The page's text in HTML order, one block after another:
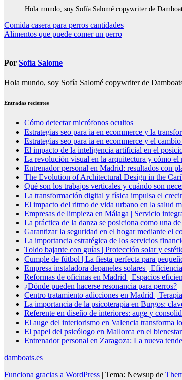
Hola mundo, soy Sofía Salomé copywriter de
Navegación
de
Comida casera para perros cantidades
Alimentos que puede comer un perro
Por Sofía Salome
Hola mundo, soy Sofía Salomé copywriter de
Entradas recientes
Cómo detectar micrófonos ocultos
Estrategias seo para ia en ecommerce y la
Estrategias seo para ia en ecommerce y el
El impacto de la inteligencia artificial en el
La revolución visual en la arquitectura y cómo el
Entrenador personal en Madrid: resultados con
The Evolution of Architectural Design in the
Qué son los trabajos verticales y cuándo son
La transformación digital y física impulsa el
El impacto del ritmo de vida urbano en la salud
Empresas de limpieza en Málaga | Servicio
La práctica de la danza se posiciona como una
Garantizar la seguridad en el hogar mediante el
La importancia estratégica de los servicios
Toldo bajante con guías | Protección solar y
Cumple de fútbol | La fiesta perfecta para
Empresa instaladora depaneles solares |
Reformas de oficinas en Madrid | Espacios
¿Dónde pueden hacerse resonancia para perros?
Centro tratamiento adicciones en Madrid |
La importancia de la psicoterapia en Burgos:
Referente en diseño de interiores: auge y
El auge del interiorismo en Valencia transforma
El papel del psicólogo en Mallorca en el
Entrenador personal en Zaragoza: La nueva
damboats.es
Funciona gracias a WordPress | Tema: Newsup de